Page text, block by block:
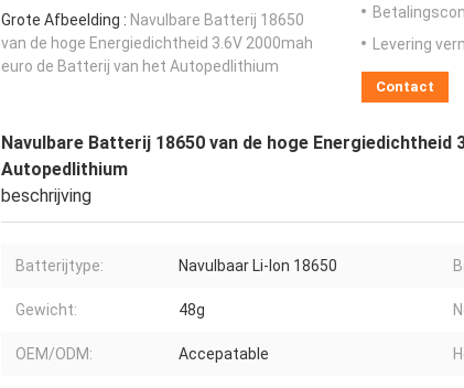
Grote Afbeelding : Navulbare Batterij 18650
van de hoge Energiedichtheid 3.6V 2000mah
euro de Batterij van het Autopedlithium
Levering
Contact
Navulbare Batterij 18650 van de hoge Energiedichtheid
Autopedlithium
beschrijving
Batterijtype: Navulbaar Li-Ion 18650
Gewicht: 48g
OEM/ODM: Accepatable